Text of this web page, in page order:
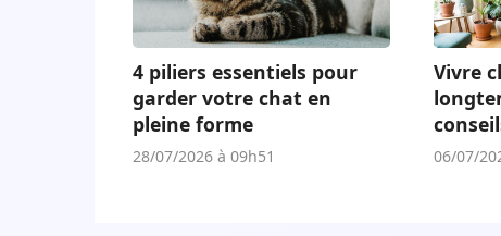
4 piliers essentiels pour
garder votre chat en
pleine forme
28/07/2026 à 09h51
Vivre
adapté
06/07/